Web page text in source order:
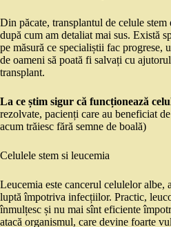
Din păcate, transplantul de celule stem
după cum am detaliat mai sus. Există
pe măsură ce specialiștii fac progrese,
de oameni să poată fi salvați cu
transplant.
La ce știm sigur că funcționează
rezolvate, pacienți care au beneficiat
acum trăiesc fără semne de boală)
Celulele stem si leucemia
Leucemia este cancerul celulelor albe,
luptă împotriva infecțiilor. Practic,
înmulțesc și nu mai sînt eficiente
atacă organismul, care devine foarte